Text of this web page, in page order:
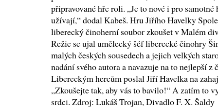
připravované hře roli. „Je to nové i pro
užívají,“ dodal Kabeš. Hru Jiřího Havelky
liberecký činoherní soubor zkoušet v Malém
Režie se ujal umělecký šéf liberecké činohry
malých českých sousedech a jejich velkých
nadání svého autora a navazuje na to nejlepší
Libereckým hercům poslal Jiří Havelka na
„Zkoušejte tak, aby vás to bavilo!“ A zatím to
srdci. Zdroj: Lukáš Trojan, Divadlo F. X. Šaldy